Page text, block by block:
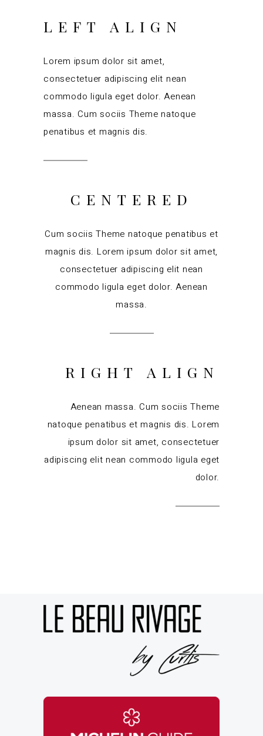
LEFT ALIGN
Lorem ipsum dolor sit amet,
consectetuer adipiscing elit nean
commodo ligula eget dolor. Aenean
massa. Cum sociis Theme natoque
penatibus et magnis dis.
CENTERED
Cum sociis Theme natoque penatibus et
magnis dis. Lorem ipsum dolor sit amet,
consectetuer adipiscing elit nean
commodo ligula eget dolor. Aenean
massa.
RIGHT ALIGN
Aenean massa. Cum sociis Theme
natoque penatibus et magnis dis. Lorem
ipsum dolor sit amet, consectetuer
adipiscing elit nean commodo ligula eget
dolor.